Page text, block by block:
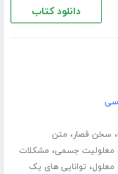
دانلود کتاب
، سخن قصار، متن
معلولیت جسمی، مشکلات
، توانایی های یک